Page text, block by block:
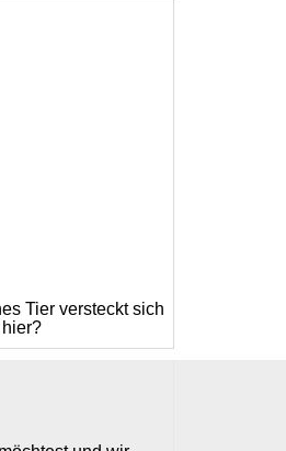
Tier versteckt sich
hier?